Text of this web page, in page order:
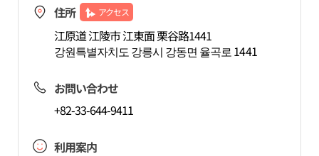
住所 アクセス
江原道 江陵市 江東面 栗谷路1441
강원특별자치도 강릉시 강동면 율곡로 1441
お問い合わせ
+82-33-644-9411
利用案内